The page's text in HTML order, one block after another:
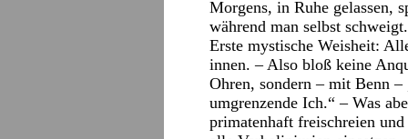
Morgens, in Ruhe gelassen,
während man selbst schweigt.
Erste mystische Weisheit:
innen. – Also bloß keine
Ohren, sondern – mit Benn
umgrenzende Ich.“ – Was
primatenhaft freischreien